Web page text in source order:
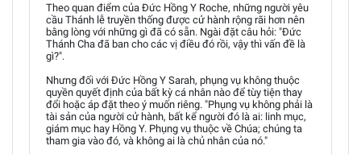
Theo quan điểm của Đức Hồng Y Roche, những người yêu
cầu Thánh lễ truyền thống được cử hành rộng rãi hơn nên
bằng lòng với những gì đã có sẵn. Ngài đặt câu hỏi: "Đức
Thánh Cha đã ban cho các vị điều đó rồi, vậy thì vấn đề là
gì?".
Nhưng đối với Đức Hồng Y Sarah, phụng vụ không thuộc
quyền quyết định của bất kỳ cá nhân nào để tùy tiện thay
đổi hoặc áp đặt theo ý muốn riêng. "Phụng vụ không phải là
tài sản của người cử hành, bất kể người đó là ai: linh mục,
giám mục hay Hồng Y. Phụng vụ thuộc về Chúa; chúng ta
tham gia vào đó, và không ai là chủ nhân của nó."